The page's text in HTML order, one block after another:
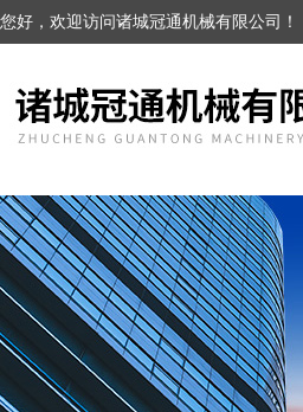
您好，欢迎访问诸城冠通机械有限公司！